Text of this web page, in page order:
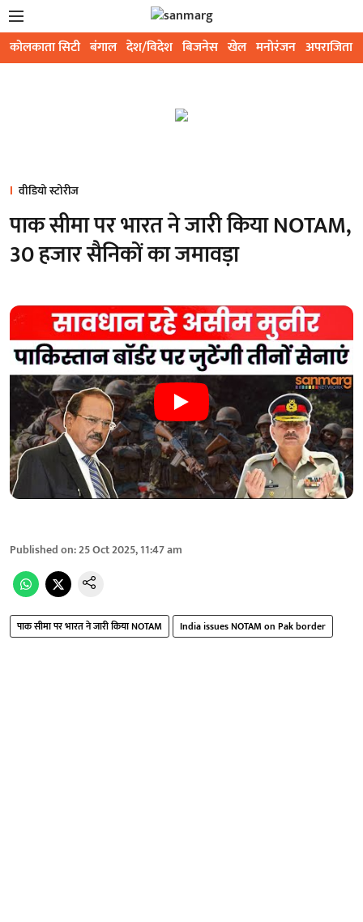
कोलकाता सिटी बंगाल देश/विदेश बिजनेस खेल मनोरंजन अपराजिता
वीडियो स्टोरीज
पाक सीमा पर भारत ने जारी किया NOTAM,
30 हजार सैनिकों का जमावड़ा
Published on:25 Oct 2025, 11:47 am
पाक सीमा पर भारत ने जारी किया NOTAM India issues NOTAM on Pak border